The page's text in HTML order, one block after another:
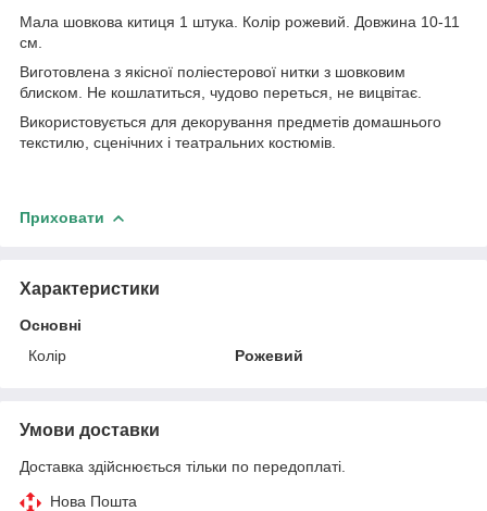
Мала шовкова китиця 1 штука. Колір рожевий. Довжина 10-11
см.
Виготовлена з якісної поліестерової нитки з шовковим
блиском. Не кошлатиться, чудово переться, не вицвітає.
Використовується для декорування предметів домашнього
текстилю, сценічних і театральних костюмів.
Приховати
Характеристики
Основні
Колір
Рожевий
Умови доставки
Доставка здійснюється тільки по передоплаті.
Нова Пошта